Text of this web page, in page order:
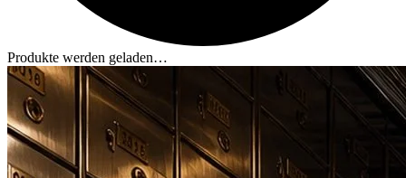
Produkte werden geladen…